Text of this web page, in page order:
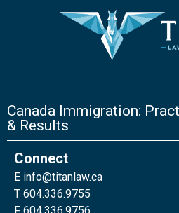
Canada Immigration:
& Results
Connect
E info@titanlaw.ca
T 604.336.9755
F 604.336.9756